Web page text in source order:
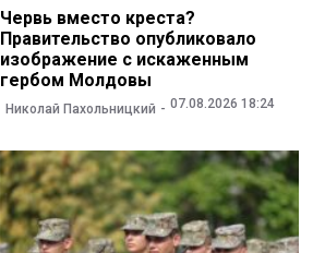
Червь вместо креста?
Правительство опубликовало
изображение с искаженным
гербом Молдовы
Николай Пахольницкий 07.08.2026 18:24